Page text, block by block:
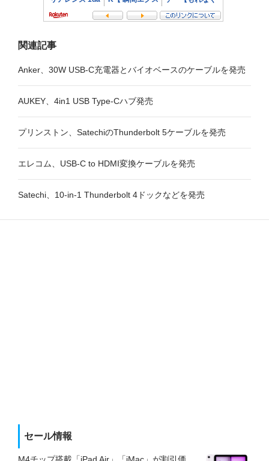
関連記事
Anker、30W USB-C充電器とバイオベースのケーブルを発売
AUKEY、4in1 USB Type-Cハブ発売
プリンストン、SatechiのThunderbolt 5ケーブルを発売
エレコム、USB-C to HDMI変換ケーブルを発売
Satechi、10-in-1 Thunderbolt 4ドックなどを発売
セール情報
M4チップ搭載「iPad Air」「iMac」が割引価